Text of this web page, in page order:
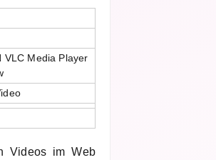
VLC Media Player
Videos im Web